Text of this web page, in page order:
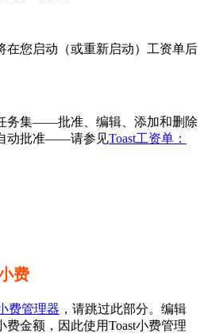
在您启动（或重新启动）工资单后
务集——批准、编辑、添加和删除
动批准——请参见Toast工资单：
费
费管理器 ，请跳过此部分。编辑
金额，因此使用Toast小费管理